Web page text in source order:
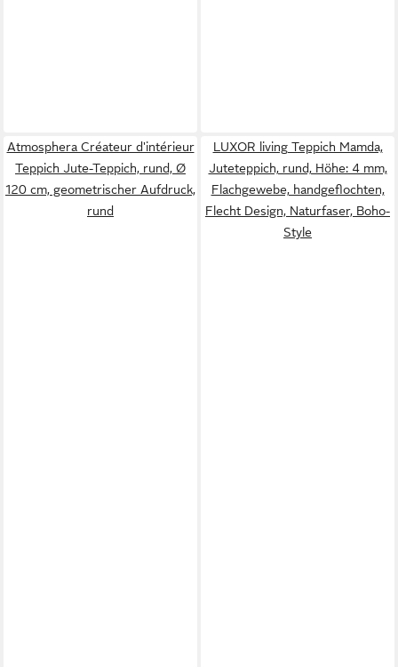
Atmosphera Créateur d'intérieur
Teppich Jute-Teppich, rund, Ø
120 cm, geometrischer Aufdruck,
rund
LUXOR living Teppich Mamda,
Juteteppich, rund, Höhe: 4 mm,
Flachgewebe, handgeflochten,
Flecht Design, Naturfaser, Boho-
Style